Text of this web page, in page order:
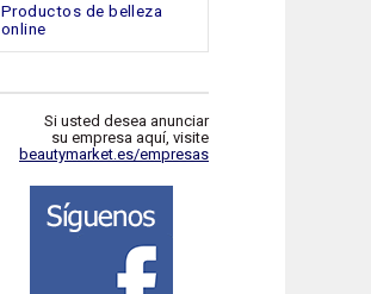
Productos de belleza
online
Si usted desea anunciar
su empresa aquí, visite
beautymarket.es/empresas